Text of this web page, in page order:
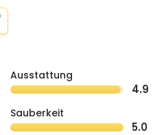
Ausstattung
4.9
Sauberkeit
5.0